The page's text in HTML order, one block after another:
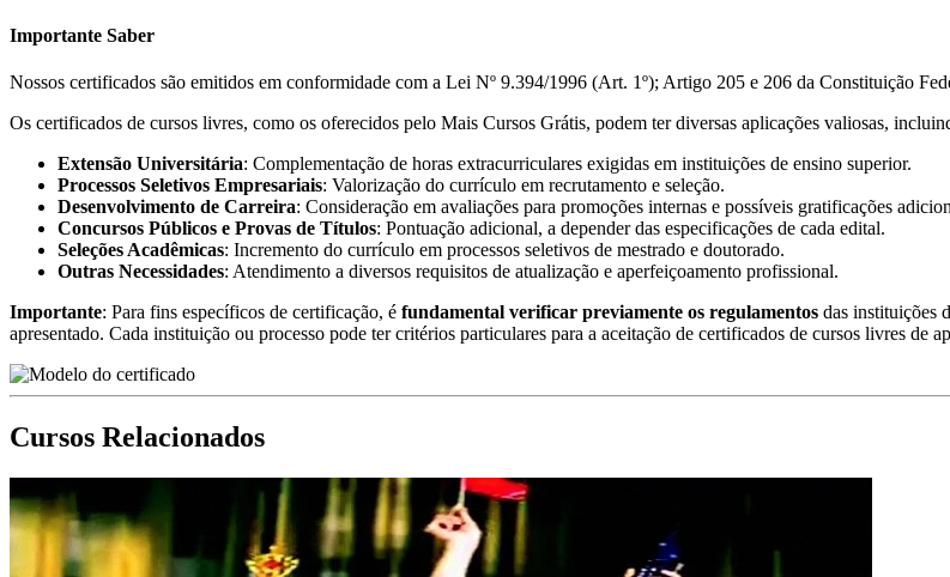
Importante Saber
Nossos certificados são emitidos em conformidade com a Lei Nº 9.394/1996 (Art. 1º); Artigo 205 e 206 da Constituição
Os certificados de cursos livres, como os oferecidos pelo Mais Cursos Grátis, podem ter diversas aplicações valiosas,
Extensão Universitária: Complementação de horas extracurriculares exigidas em instituições de ensino superior.
Processos Seletivos Empresariais: Valorização do currículo em recrutamento e seleção.
Desenvolvimento de Carreira: Consideração em avaliações para promoções internas e possíveis gratificações
Concursos Públicos e Provas de Títulos: Pontuação adicional, a depender das especificações de cada edital.
Seleções Acadêmicas: Incremento do currículo em processos seletivos de mestrado e doutorado.
Outras Necessidades: Atendimento a diversos requisitos de atualização e aperfeiçoamento profissional.
Importante: Para fins específicos de certificação, é fundamental verificar previamente os regulamentos das instituições
apresentado. Cada instituição ou processo pode ter critérios particulares para a aceitação de certificados de cursos livres de
Cursos Relacionados